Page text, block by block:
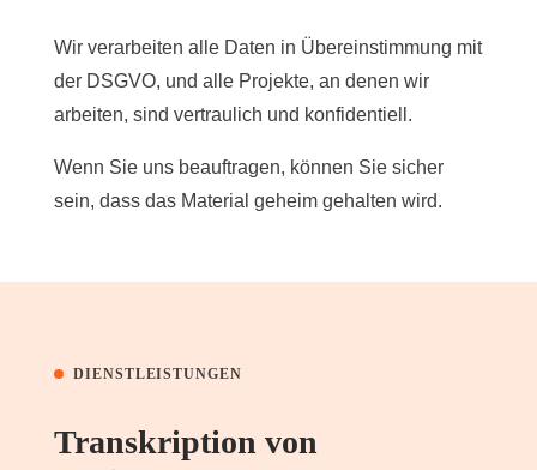
Wir verarbeiten alle Daten in Übereinstimmung mit
der DSGVO, und alle Projekte, an denen wir
arbeiten, sind vertraulich und konfidentiell.
Wenn Sie uns beauftragen, können Sie sicher
sein, dass das Material geheim gehalten wird.
DIENSTLEISTUNGEN
Transkription von